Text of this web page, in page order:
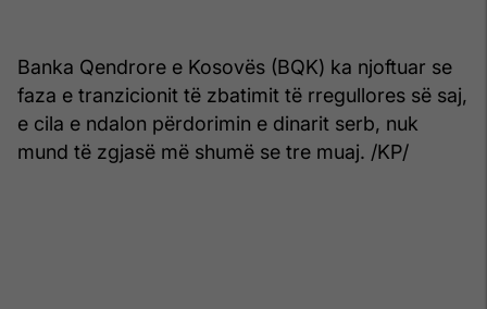
Banka Qendrore e Kosovës (BQK) ka njoftuar se
faza e tranzicionit të zbatimit të rregullores së saj,
e cila e ndalon përdorimin e dinarit serb, nuk
mund të zgjasë më shumë se tre muaj. /KP/